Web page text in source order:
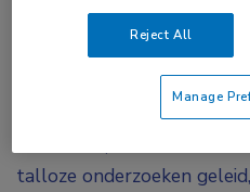
kunnen zijn dat migraine
ondergediagnosticeerd
“Op basis van studies op
dat de ziekte 3 tot 4 keer
talloze onderzoeken
Reject All
Manage